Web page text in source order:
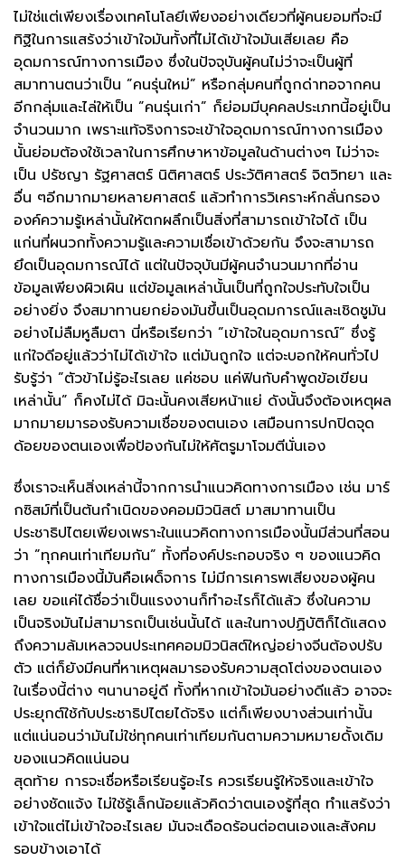
ไม่ใช่แต่เพียงเรื่องเทคโนโลยีเพียงอย่างเดียวที่ผู้คนยอมที่จะมี
ทิฐิในการแสร้งว่าเข้าใจมันทั้งที่ไม่ได้เข้าใจมันเสียเลย คือ
อุดมการณ์ทางการเมือง ซึ่งในปัจจุบันผู้คนไม่ว่าจะเป็นผู้ที่
สมาทานตนว่าเป็น ”คนรุ่นใหม่” หรือกลุ่มคนที่ถูกด่าทอจากคน
อีกกลุ่มและไล่ให้เป็น ”คนรุ่นเก่า” ก็ย่อมมีบุคคลประเภทนี้อยู่เป็น
จำนวนมาก เพราะแท้จริงการจะเข้าใจอุดมการณ์ทางการเมือง
นั้นย่อมต้องใช้เวลาในการศึกษาหาข้อมูลในด้านต่างๆ ไม่ว่าจะ
เป็น ปรัชญา รัฐศาสตร์ นิติศาสตร์ ประวัติศาสตร์ จิตวิทยา และ
อื่น ๆอีกมากมายหลายศาสตร์ แล้วทำการวิเคราะห์กลั่นกรอง
องค์ความรู้เหล่านั้นให้ตกผลึกเป็นสิ่งที่สามารถเข้าใจได้ เป็น
แก่นที่ผนวกทั้งความรู้และความเชื่อเข้าด้วยกัน จึงจะสามารถ
ยึดเป็นอุดมการณ์ได้ แต่ในปัจจุบันมีผู้คนจำนวนมากที่อ่าน
ข้อมูลเพียงผิวเผิน แต่ข้อมูลเหล่านั้นเป็นที่ถูกใจประทับใจเป็น
อย่างยิ่ง จึงสมาทานยกย่องมันขึ้นเป็นอุดมการณ์และเชิดชูมัน
อย่างไม่ลืมหูลืมตา นี่หรือเรียกว่า ”เข้าใจในอุดมการณ์” ซึ่งรู้
แก่ใจดีอยู่แล้วว่าไม่ได้เข้าใจ แต่มันถูกใจ แต่จะบอกให้คนทั่วไป
รับรู้ว่า ”ตัวข้าไม่รู้อะไรเลย แค่ชอบ แค่ฟินกับคำพูดข้อเขียน
เหล่านั้น” ก็คงไม่ได้ มิฉะนั้นคงเสียหน้าแย่ ดังนั้นจึงต้องเหตุผล
มากมายมารองรับความเชื่อของตนเอง เสมือนการปกปิดจุด
ด้อยของตนเองเพื่อป้องกันไม่ให้ศัตรูมาโจมตีนั่นเอง
ซึ่งเราจะเห็นสิ่งเหล่านี้จากการนำแนวคิดทางการเมือง เช่น มาร์
กซิสม์ที่เป็นต้นกำเนิดของคอมมิวนิสต์ มาสมาทานเป็น
ประชาธิปไตยเพียงเพราะในแนวคิดทางการเมืองนั้นมีส่วนที่สอน
ว่า ”ทุกคนเท่าเทียมกัน” ทั้งที่องค์ประกอบจริง ๆ ของแนวคิด
ทางการเมืองนี้มันคือเผด็จการ ไม่มีการเคารพเสียงของผู้คน
เลย ขอแค่ได้ชื่อว่าเป็นแรงงานก็ทำอะไรก็ได้แล้ว ซึ่งในความ
เป็นจริงมันไม่สามารถเป็นเช่นนั้นได้ และในทางปฏิบัติก็ได้แสดง
ถึงความล้มเหลวจนประเทศคอมมิวนิสต์ใหญ่อย่างจีนต้องปรับ
ตัว แต่ก็ยังมีคนที่หาเหตุผลมารองรับความสุดโต่งของตนเอง
ในเรื่องนี้ต่าง ๆนานาอยู่ดี ทั้งที่หากเข้าใจมันอย่างดีแล้ว อาจจะ
ประยุกต์ใช้กับประชาธิปไตยได้จริง แต่ก็เพียงบางส่วนเท่านั้น
แต่แน่นอนว่ามันไม่ใช่ทุกคนเท่าเทียมกันตามความหมายดั้งเดิม
ของแนวคิดแน่นอน
สุดท้าย การจะเชื่อหรือเรียนรู้อะไร ควรเรียนรู้ให้จริงและเข้าใจ
อย่างชัดแจ้ง ไม่ใช้รู้เล็กน้อยแล้วคิดว่าตนเองรู้ที่สุด ทำแสร้งว่า
เข้าใจแต่ไม่เข้าใจอะไรเลย มันจะเดือดร้อนต่อตนเองและสังคม
รอบข้างเอาได้